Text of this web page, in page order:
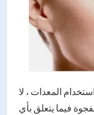
المعدات ، لا
فيما يتعلق بأي